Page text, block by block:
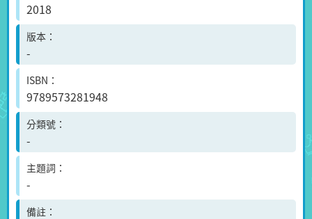
2018
版本
-
ISBN
9789573281948
分類號
-
主題詞
-
備註